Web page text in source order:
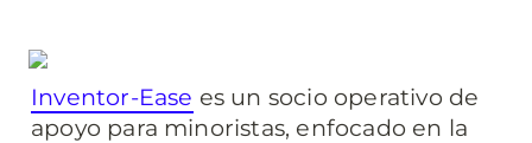
Inventor-Ease es un socio operativo de
apoyo para minoristas, enfocado en la